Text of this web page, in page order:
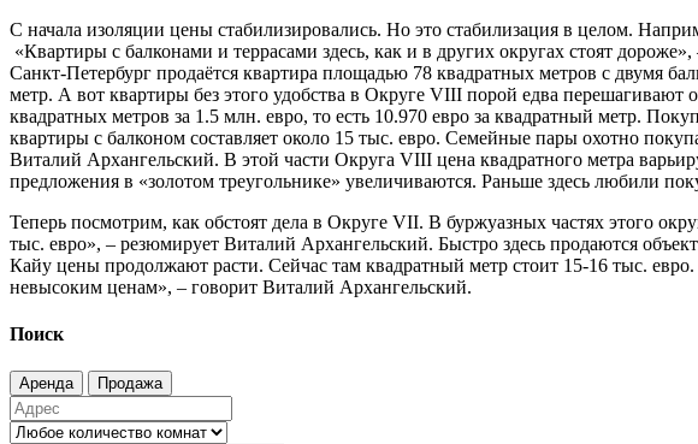
С начала изоляции цены стабилизировались. Но это стабилизация в целом.
«Квартиры с балконами и террасами здесь, как и в других округах стоят
Санкт-Петербург продаётся квартира площадью 78 квадратных метров с двумя
метр. А вот квартиры без этого удобства в Округе VIII порой едва
квадратных метров за 1.5 млн. евро, то есть 10.970 евро за квадратный метр.
квартиры с балконом составляет около 15 тыс. евро. Семейные пары охотно
Виталий Архангельский. В этой части Округа VIII цена квадратного метра
предложения в «золотом треугольнике» увеличиваются. Раньше здесь любили
Теперь посмотрим, как обстоят дела в Округе VII. В буржуазных частях этого
тыс. евро», – резюмирует Виталий Архангельский. Быстро здесь продаются
Кайу цены продолжают расти. Сейчас там квадратный метр стоит 15-16 тыс.
невысоким ценам», – говорит Виталий Архангельский.
Поиск
Аренда Продажа